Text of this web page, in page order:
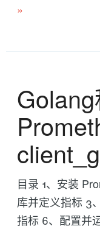
»
目录 1、安装
库并定义指标 3
指标 6、配置并